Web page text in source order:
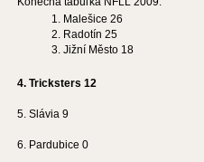
Malešice 26
Radotín 25
Jižní Město 18
4. Tricksters 12
5. Slávia 9
6. Pardubice 0